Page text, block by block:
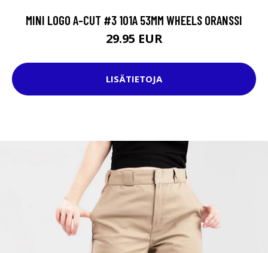
MINI LOGO A-CUT #3 101A 53MM WHEELS ORANSSI
29.95 EUR
LISÄTIETOJA